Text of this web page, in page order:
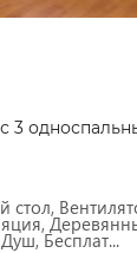
3
стол,
Бесплат...